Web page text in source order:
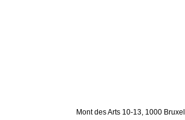
Mont des Arts 10-13, 1000